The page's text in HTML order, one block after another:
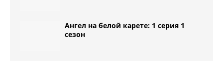
Ангел на белой карете: 1 серия 1
сезон